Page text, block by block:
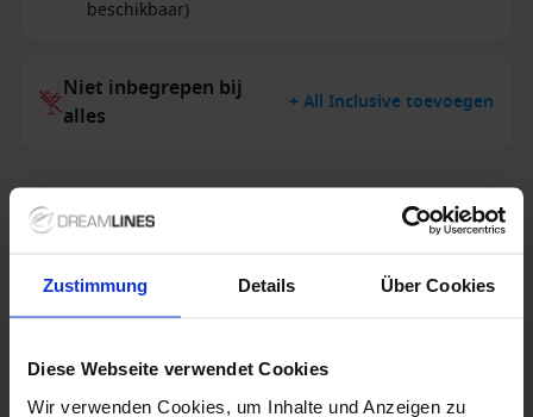
Zustimmung Details Über Cookies
Diese Webseite verwendet Cookies
Wir verwenden Cookies, um Inhalte und Anzeigen zu
beschikbaar)
Niet inbegrepen bij
alles
+ All Inclusive toevoegen
Verdere informatie
Niet inbegrepen diensten